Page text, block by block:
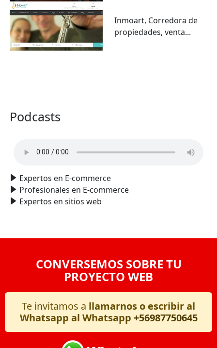
Inmoart, Corredora de
propiedades, venta...
Podcasts
Expertos en E-commerce
Profesionales en E-commerce
Expertos en sitios web
CONVERSEMOS SOBRE TU
PROYECTO WEB
Te invitamos a llamarnos o escribir al
Whatsapp al Whatsapp +56987750645